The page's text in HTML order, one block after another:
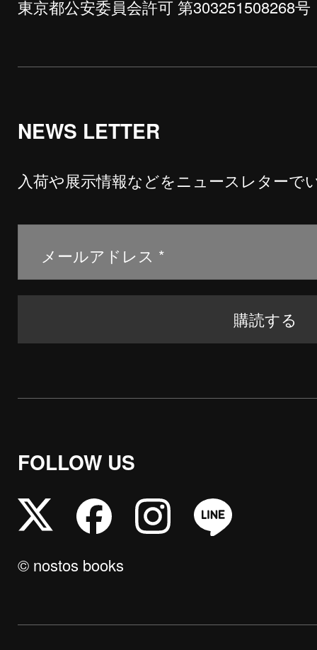
東京都公安委員会許可 第303251508268号
NEWS LETTER
入荷や展示情報などをニュースレターで
FOLLOW US
© nostos books